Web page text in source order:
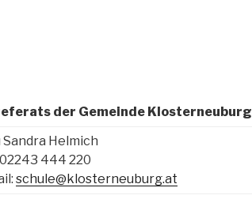
der Gemeinde Klosterneuburg
Sandra Helmich
02243 444 220
schule@klosterneuburg.at